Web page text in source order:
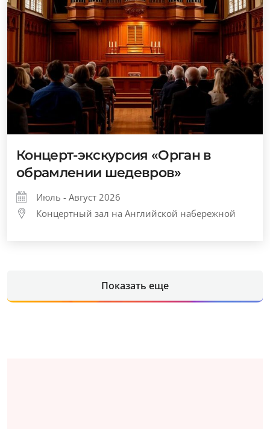
Концерт-экскурсия «Орган в
обрамлении шедевров»
Июль - Август 2026
Концертный зал на Английской набережной
Показать еще